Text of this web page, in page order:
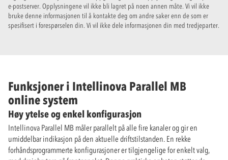
e-postserver. Opplysningene vil ikke bli lagret på noen annen måte. Vi vil ikke
bruke denne informasjonen til å kontakte deg om andre saker enn de som er
spesifisert i forespørselen din. Vi vil ikke dele informasjonen din med tredjeparter.
Funksjoner i Intellinova Parallel MB
online system
Høy ytelse og enkel konfigurasjon
Intellinova Parallel MB måler parallelt på alle fire kanaler og gir en
umiddelbar indikasjon på den aktuelle driftstilstanden. En rekke
forhåndsprogrammerte konfigurasjoner er tilgjengelige for enkelt valg,